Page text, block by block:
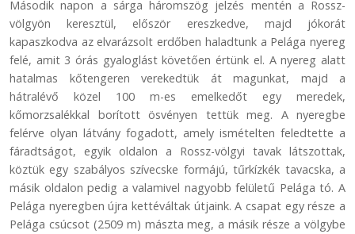
Második napon a sárga háromszög jelzés mentén a Rossz-
völgyön keresztül, először ereszkedve, majd jókorát
kapaszkodva az elvarázsolt erdőben haladtunk a Pelága nyereg
felé, amit 3 órás gyaloglást követően értünk el. A nyereg alatt
hatalmas kőtengeren verekedtük át magunkat, majd a
hátralévő közel 100 m-es emelkedőt egy meredek,
kőmorzsalékkal borított ösvényen tettük meg. A nyeregbe
felérve olyan látvány fogadott, amely ismételten feledtette a
fáradtságot, egyik oldalon a Rossz-völgyi tavak látszottak,
köztük egy szabályos szívecske formájú, tűrkízkék tavacska, a
másik oldalon pedig a valamivel nagyobb felületű Pelága tó. A
Pelága nyeregben újra kettéváltak útjaink. A csapat egy része a
Pelága csúcsot (2509 m) mászta meg, a másik része a völgybe